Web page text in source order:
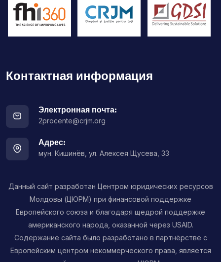
Контактная информация
Электронная почта:
2procente@crjm.org
Адрес:
мун. Кишинёв, ул. Алексея Щусева, 33
Данный сайт разработан Центром юридических ресурсов
Молдовы (ЦЮРМ) при финансовой поддержке
Европейского союза и благодаря щедрой поддержке
американского народа, оказанной через USAID.
Содержание сайта было разработано в партнёрстве с
Европейским центром некоммерческого права, является